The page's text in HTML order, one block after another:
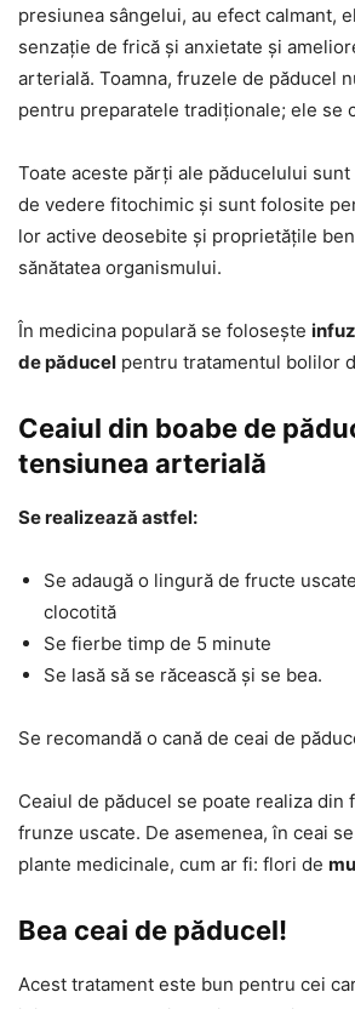
presiunea sângelui, au efect calmant,
senzație de frică și anxietate și
arterială. Toamna, fruzele de păducel
pentru preparatele tradiționale; ele se
Toate aceste părți ale păducelului
de vedere fitochimic și sunt folosite
lor active deosebite și proprietățile
sănătatea organismului.
În medicina populară se folosește
de păducel pentru tratamentul bolilor
Ceaiul din boabe de
tensiunea arterială
Se realizează astfel:
Se adaugă o lingură de fructe
clocotită
Se fierbe timp de 5 minute
Se lasă să se răcească și se bea.
Se recomandă o cană de ceai de
Ceaiul de păducel se poate realiza din
frunze uscate. De asemenea, în ceai
plante medicinale, cum ar fi: flori de
Bea ceai de păducel!
Acest tratament este bun pentru cei